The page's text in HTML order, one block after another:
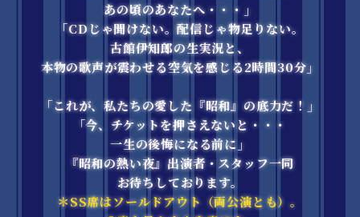
あの頃のあなたへ・・・」
「CDじゃ聞けない。配信じゃ物足りない。
古館伊知郎の生実況と、
本物の歌声が震わせる空気を感じる2時間30分」
「これが、私たちの愛した『昭和』の底力だ！」
「今、チケットを押さえないと・・・
一生の後悔になる前に」
『昭和の熱い夜』出演者・スタッフ一同
お待ちしております。
＊SS席はソールドアウト（両公演とも）。